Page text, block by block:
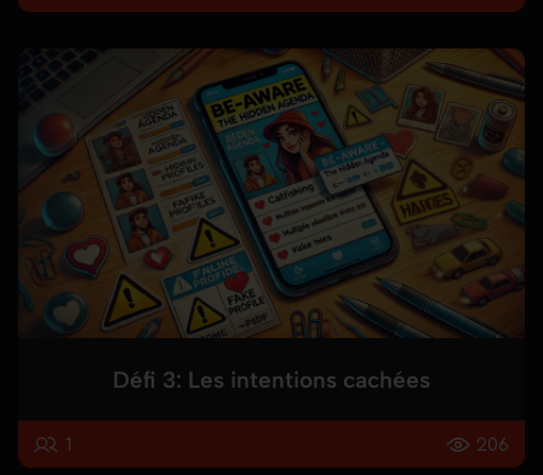
Défi 3: Les intentions cachées
1 206